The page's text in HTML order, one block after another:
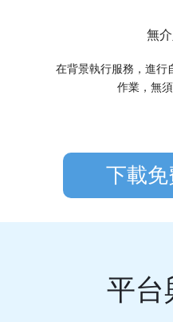
無
在背景執行服務，進行
作業，無
下載免
平台